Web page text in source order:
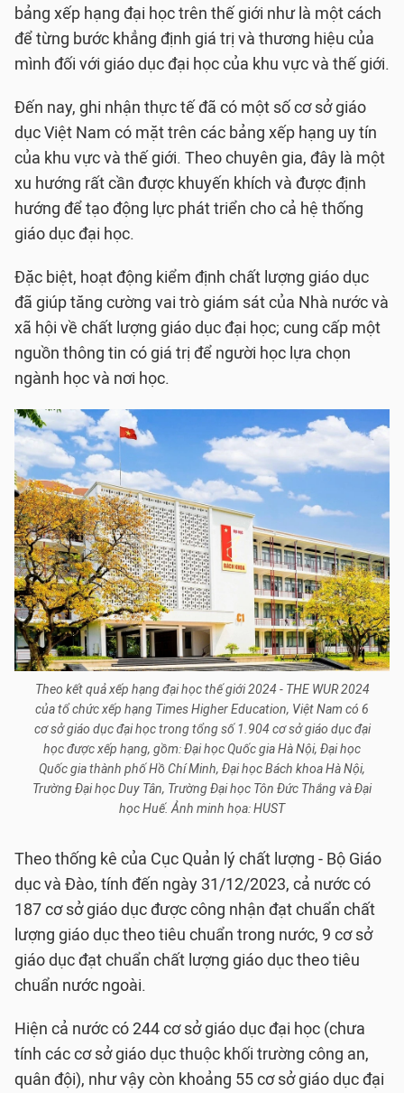
bảng xếp hạng đại học trên thế giới như là một cách
để từng bước khẳng định giá trị và thương hiệu của
mình đối với giáo dục đại học của khu vực và thế giới.
Đến nay, ghi nhận thực tế đã có một số cơ sở giáo
dục Việt Nam có mặt trên các bảng xếp hạng uy tín
của khu vực và thế giới. Theo chuyên gia, đây là một
xu hướng rất cần được khuyến khích và được định
hướng để tạo động lực phát triển cho cả hệ thống
giáo dục đại học.
Đặc biệt, hoạt động kiểm định chất lượng giáo dục
đã giúp tăng cường vai trò giám sát của Nhà nước và
xã hội về chất lượng giáo dục đại học; cung cấp một
nguồn thông tin có giá trị để người học lựa chọn
ngành học và nơi học.
Theo kết quả xếp hạng đại học thế giới 2024 - THE WUR 2024
của tổ chức xếp hạng Times Higher Education, Việt Nam có 6
cơ sở giáo dục đại học trong tổng số 1.904 cơ sở giáo dục đại
học được xếp hạng, gồm: Đại học Quốc gia Hà Nội, Đại học
Quốc gia thành phố Hồ Chí Minh, Đại học Bách khoa Hà Nội,
Trường Đại học Duy Tân, Trường Đại học Tôn Đức Thắng và Đại
học Huế. Ảnh minh họa: HUST
Theo thống kê của Cục Quản lý chất lượng - Bộ Giáo
dục và Đào, tính đến ngày 31/12/2023, cả nước có
187 cơ sở giáo dục được công nhận đạt chuẩn chất
lượng giáo dục theo tiêu chuẩn trong nước, 9 cơ sở
giáo dục đạt chuẩn chất lượng giáo dục theo tiêu
chuẩn nước ngoài.
Hiện cả nước có 244 cơ sở giáo dục đại học (chưa
tính các cơ sở giáo dục thuộc khối trường công an,
quân đội), như vậy còn khoảng 55 cơ sở giáo dục đại